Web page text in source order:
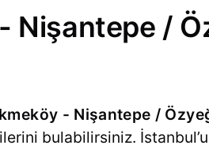
Nişantepe /
- Nişantepe /
bulabilirsiniz.